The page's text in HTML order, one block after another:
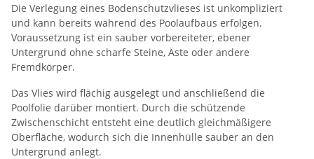
Die Verlegung eines Bodenschutzvlieses ist unkompliziert
und kann bereits während des Poolaufbaus erfolgen.
Voraussetzung ist ein sauber vorbereiteter, ebener
Untergrund ohne scharfe Steine, Äste oder andere
Fremdkörper.
Das Vlies wird flächig ausgelegt und anschließend die
Poolfolie darüber montiert. Durch die schützende
Zwischenschicht entsteht eine deutlich gleichmäßigere
Oberfläche, wodurch sich die Innenhülle sauber an den
Untergrund anlegt.